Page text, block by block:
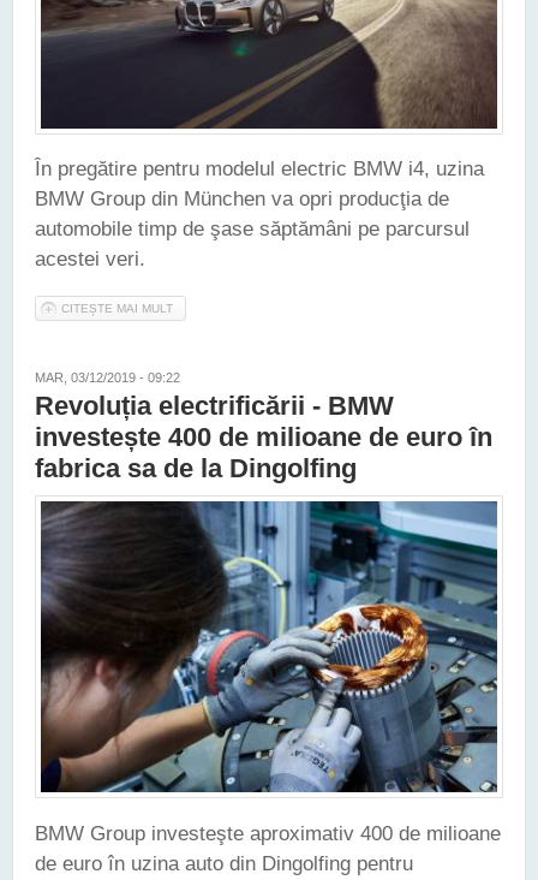
În pregătire pentru modelul electric BMW i4, uzina
BMW Group din München va opri producţia de
automobile timp de şase săptămâni pe parcursul
acestei veri.
CITEȘTE MAI MULT
MAR, 03/12/2019 - 09:22
Revoluția electrificării - BMW
investește 400 de milioane de euro în
fabrica sa de la Dingolfing
BMW Group investeşte aproximativ 400 de milioane
de euro în uzina auto din Dingolfing pentru